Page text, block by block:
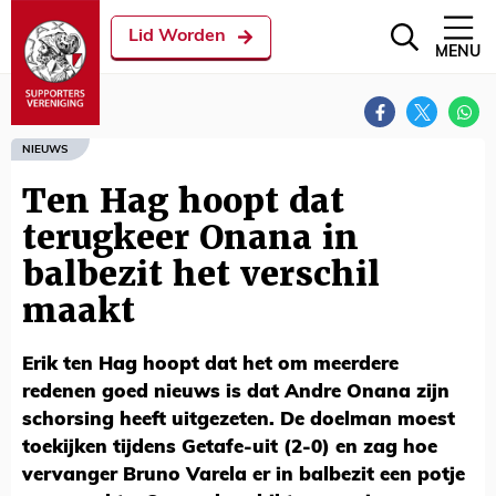
Lid Worden
MENU
NIEUWS
Ten Hag hoopt dat
terugkeer Onana in
balbezit het verschil
maakt
Erik ten Hag hoopt dat het om meerdere
redenen goed nieuws is dat Andre Onana zijn
schorsing heeft uitgezeten. De doelman moest
toekijken tijdens Getafe-uit (2-0) en zag hoe
vervanger Bruno Varela er in balbezit een potje